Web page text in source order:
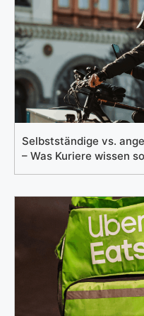
Selbstständige vs.
– Was Kuriere wissen